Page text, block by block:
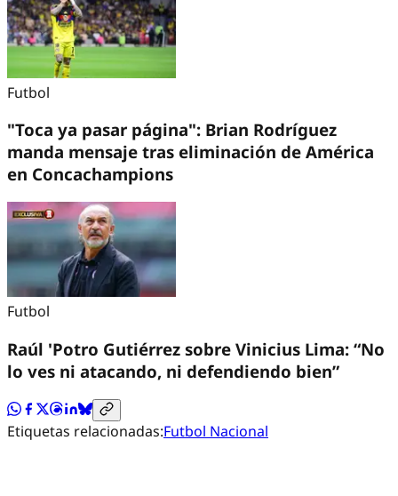
Futbol
"Toca ya pasar página": Brian Rodríguez
manda mensaje tras eliminación de América
en Concachampions
Futbol
Raúl 'Potro Gutiérrez sobre Vinicius Lima: “No
lo ves ni atacando, ni defendiendo bien”
Etiquetas relacionadas:Futbol Nacional